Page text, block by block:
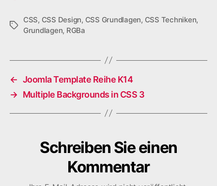
Schlagwörter
CSS, CSS Design, CSS Grundlagen, CSS Techniken,
Grundlagen, RGBa
← Joomla Template Reihe K14
→ Multiple Backgrounds in CSS 3
Schreiben Sie einen
Kommentar